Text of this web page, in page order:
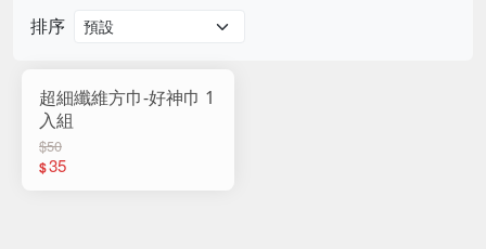
排序
超細纖維方巾-好神巾 1
入組
$50
$35